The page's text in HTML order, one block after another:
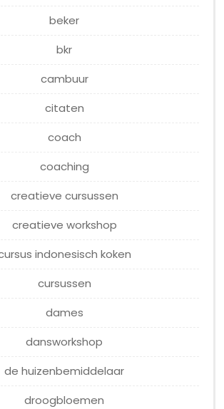
beker
bkr
cambuur
citaten
coach
coaching
creatieve cursussen
creatieve workshop
indonesisch koken
cursussen
dames
dansworkshop
de huizenbemiddelaar
droogbloemen